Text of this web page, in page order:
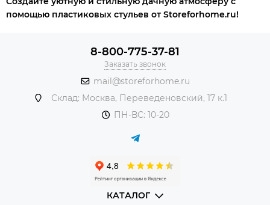
помощью пластиковых стульев от Storeforhome.ru!
8-800-775-37-81
Заказать звонок
mail@storeforhome.ru
Склад: Москва, Переведеновский, 17 к.1
ПН-ВС: 10-20
КАТАЛОГ